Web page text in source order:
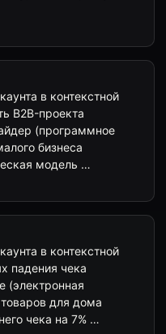
в контекстной
B2B-проекта
(программное
бизнеса
модель …
в контекстной
падения чека
(электронная
для дома
чека на 7% …